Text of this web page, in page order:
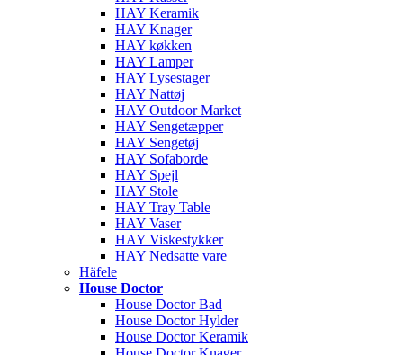
HAY Keramik
HAY Knager
HAY køkken
HAY Lamper
HAY Lysestager
HAY Nattøj
HAY Outdoor Market
HAY Sengetæpper
HAY Sengetøj
HAY Sofaborde
HAY Spejl
HAY Stole
HAY Tray Table
HAY Vaser
HAY Viskestykker
HAY Nedsatte vare
Häfele
House Doctor
House Doctor Bad
House Doctor Hylder
House Doctor Keramik